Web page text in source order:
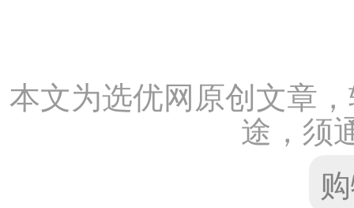
本文为选优网原创文章
途，须